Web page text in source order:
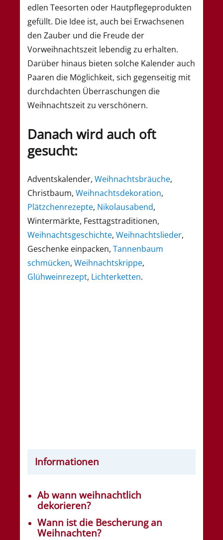
edlen Teesorten oder Hautpflegeprodukten
gefüllt. Die Idee ist, auch bei Erwachsenen
den Zauber und die Freude der
Vorweihnachtszeit lebendig zu erhalten.
Darüber hinaus bieten solche Kalender auch
Paaren die Möglichkeit, sich gegenseitig mit
durchdachten Überraschungen die
Weihnachtszeit zu verschönern.
Danach wird auch oft
gesucht:
Adventskalender, Weihnachtsbräuche,
Christbaum, Weihnachtsdekoration,
Plätzchenrezepte, Nikolausabend,
Wintermärkte, Festtagstraditionen,
Weihnachtsgeschichte, Weihnachtslieder,
Geschenke einpacken, Tannenbaum
schmücken, Weihnachtskrippe,
Glühweinrezept, Lichterketten.
Informationen
Ab wann weihnachtlich
dekorieren?
Wann ist die Bescherung an
Weihnachten?